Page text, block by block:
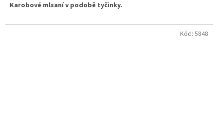
Karobové mlsaní v podobě tyčinky.
Kód: 5848